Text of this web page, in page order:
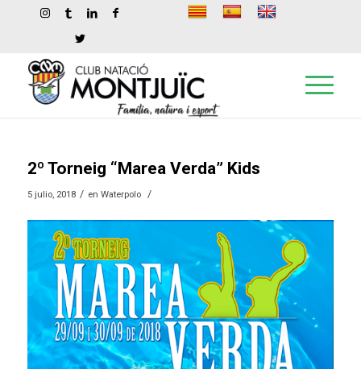
2º Torneig “Marea Verda” Kids
5 julio, 2018 / en Waterpolo /